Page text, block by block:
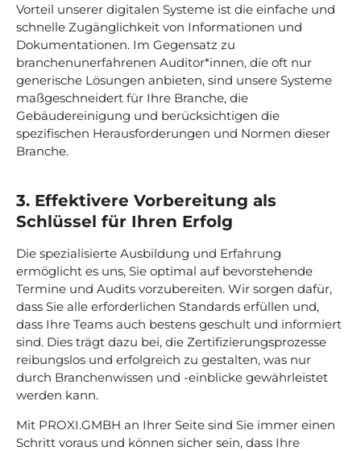
Vorteil unserer digitalen Systeme ist die einfache und
schnelle Zugänglichkeit von Informationen und
Dokumentationen. Im Gegensatz zu
branchenunerfahrenen Auditor*innen, die oft nur
generische Lösungen anbieten, sind unsere Systeme
maßgeschneidert für Ihre Branche, die
Gebäudereinigung und berücksichtigen die
spezifischen Herausforderungen und Normen dieser
Branche.
3. Effektivere Vorbereitung als
Schlüssel für Ihren Erfolg
Die spezialisierte Ausbildung und Erfahrung
ermöglicht es uns, Sie optimal auf bevorstehende
Termine und Audits vorzubereiten. Wir sorgen dafür,
dass Sie alle erforderlichen Standards erfüllen und,
dass Ihre Teams auch bestens geschult und informiert
sind. Dies trägt dazu bei, die Zertifizierungsprozesse
reibungslos und erfolgreich zu gestalten, was nur
durch Branchenwissen und -einblicke gewährleistet
werden kann.
Mit PROXI.GMBH an Ihrer Seite sind Sie immer einen
Schritt voraus und können sicher sein, dass Ihre